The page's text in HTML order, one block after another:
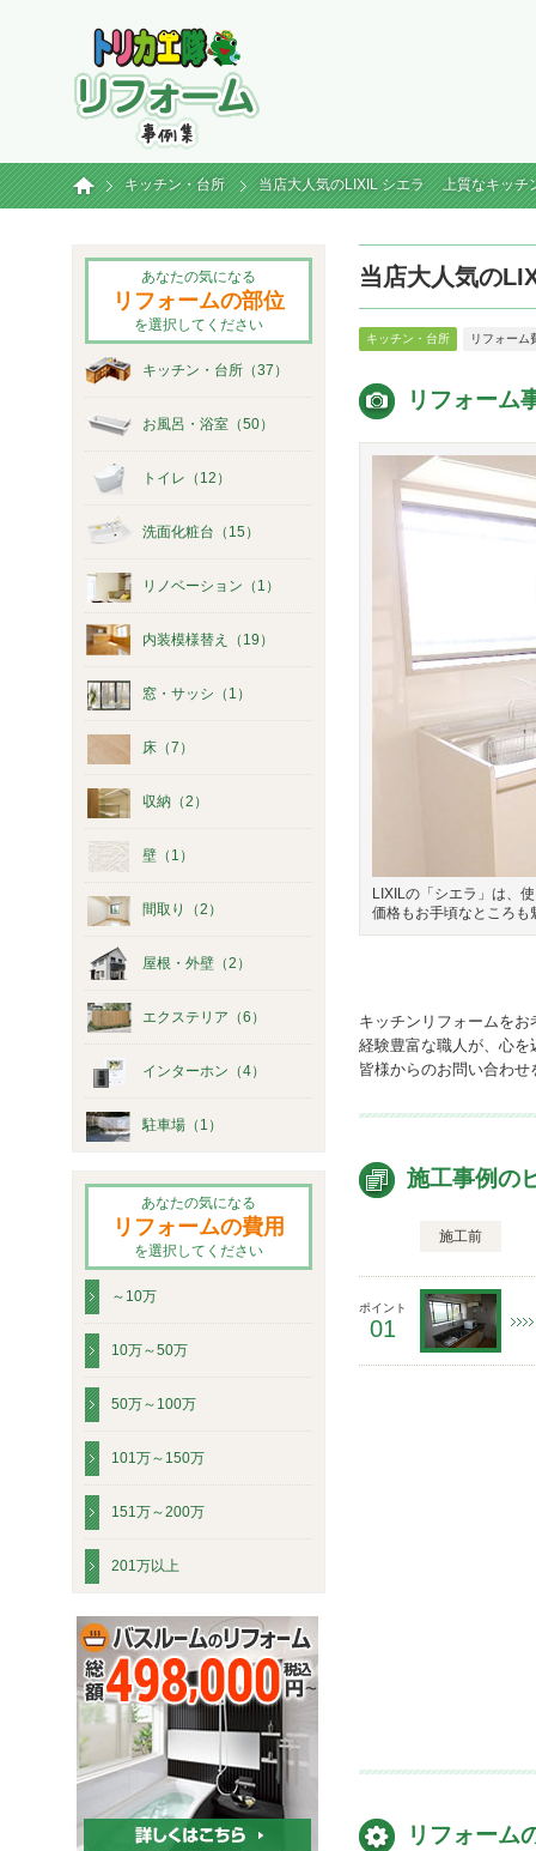
ホームキッチン・台所 当店大人気のLIXIL シエラ 上質なキッチ
当店大人気の
キッチン・台所 リフォーム
リフォーム
LIXILの「シエラ」は、
価格もお手頃なところも
キッチンリフォームを
経験豊富な職人が、心
皆様からのお問い合わ
施工事例の
施工前
ポイント
01
リフォーム
あなたの気になる
リフォームの部位
を選択してください
キッチン・台所（37）
お風呂・浴室（50）
トイレ（12）
洗面化粧台（15）
リノベーション（1）
内装模様替え（19）
窓・サッシ（1）
床（7）
収納（2）
壁（1）
間取り（2）
屋根・外壁（2）
エクステリア（6）
インターホン（4）
駐車場（1）
あなたの気になる
リフォームの費用
を選択してください
～10万
10万～50万
50万～100万
101万～150万
151万～200万
201万以上